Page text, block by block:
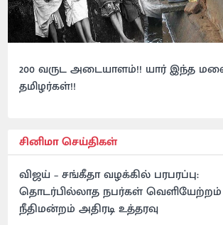
200 வருட அடையாளம்!! யார் இந்த
தமிழர்கள்!!
சினிமா செய்திகள்
விஜய் – சங்கீதா வழக்கில் பரபரப்பு:
தொடர்பில்லாத நபர்கள் வெளியேற்றம்
நீதிமன்றம் அதிரடி உத்தரவு